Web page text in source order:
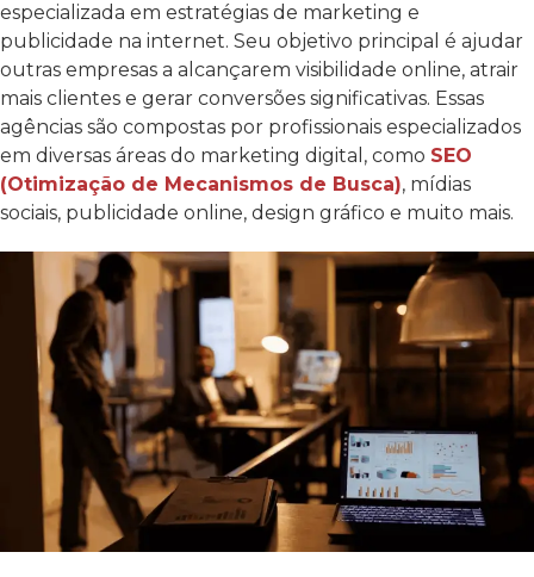
especializada em estratégias de marketing e
publicidade na internet. Seu objetivo principal é ajudar
outras empresas a alcançarem visibilidade online, atrair
mais clientes e gerar conversões significativas. Essas
agências são compostas por profissionais especializados
em diversas áreas do marketing digital, como SEO
(Otimização de Mecanismos de Busca), mídias
sociais, publicidade online, design gráfico e muito mais.